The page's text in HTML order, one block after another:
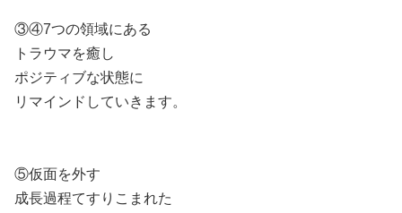
③④7つの領域にある
トラウマを癒し
ポジティブな状態に
リマインドしていきます。
⑤仮面を外す
成長過程てすりこまれた